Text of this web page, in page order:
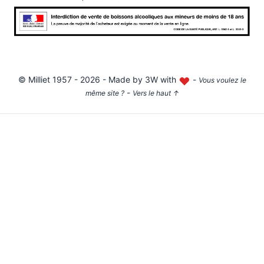
© Milliet1957 - 2026 - Made by 3W with - Vous voulez le
même site ?- Vers le haut ↑